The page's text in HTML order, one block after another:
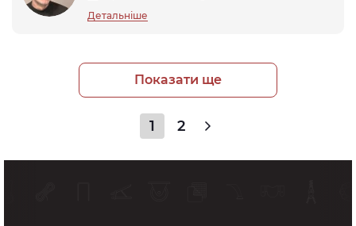
Детальніше
Показати ще
1 2